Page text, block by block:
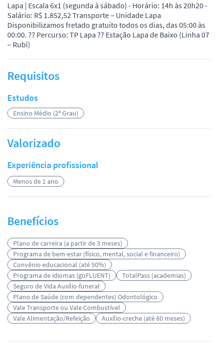
Lapa | Escala 6x1 (segunda à sábado) - Horário: 14h às 20h20 -
Salário: R$ 1.852,52 Transporte – Unidade Lapa
Disponibilizamos fretado gratuito todos os dias, das 05:00 às
00:00. ?? Percurso: TP Lapa ?? Estação Lapa de Baixo (Linha 07
– Rubi)
Requisitos
Estudos
Ensino Médio (2º Grau)
Valorizado
Experiência profissional
Menos de 1 ano
Benefícios
Plano de carreira (a partir de 3 meses)
Programa de bem-estar (físico, mental, social e financeiro)
Convênio educacional (até 50%)
Programa de idiomas (goFLUENT)
TotalPass (academias)
Seguro de Vida Auxílio-funeral
Plano de Saúde (com dependentes) Odontológico
Vale Transporte ou Vale Combustível
Vale Alimentação/Refeição
Auxílio-creche (até 60 meses)